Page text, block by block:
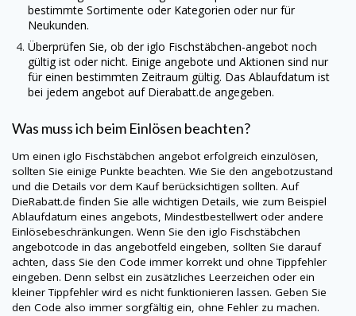
bestimmte Sortimente oder Kategorien oder nur für
Neukunden.
Überprüfen Sie, ob der iglo Fischstäbchen-angebot noch
gültig ist oder nicht. Einige angebote und Aktionen sind nur
für einen bestimmten Zeitraum gültig. Das Ablaufdatum ist
bei jedem angebot auf Dierabatt.de angegeben.
Was muss ich beim Einlösen beachten?
Um einen iglo Fischstäbchen angebot erfolgreich einzulösen,
sollten Sie einige Punkte beachten. Wie Sie den angebotzustand
und die Details vor dem Kauf berücksichtigen sollten. Auf
DieRabatt.de finden Sie alle wichtigen Details, wie zum Beispiel
Ablaufdatum eines angebots, Mindestbestellwert oder andere
Einlösebeschränkungen. Wenn Sie den iglo Fischstäbchen
angebotcode in das angebotfeld eingeben, sollten Sie darauf
achten, dass Sie den Code immer korrekt und ohne Tippfehler
eingeben. Denn selbst ein zusätzliches Leerzeichen oder ein
kleiner Tippfehler wird es nicht funktionieren lassen. Geben Sie
den Code also immer sorgfältig ein, ohne Fehler zu machen.